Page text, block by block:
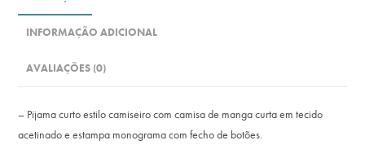
INFORMAÇÃO ADICIONAL
AVALIAÇÕES (0)
– Pijama curto estilo camiseiro com camisa de manga curta em tecido
acetinado e estampa monograma com fecho de botões.